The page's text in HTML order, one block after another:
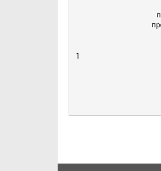
1